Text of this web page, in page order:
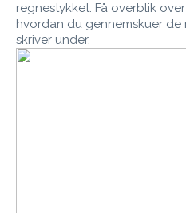
regnestykket. Få overblik
hvordan du gennemskuer
skriver under.